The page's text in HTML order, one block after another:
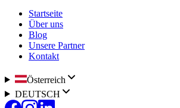
Startseite
Über uns
Blog
Unsere Partner
Kontakt
Österreich
DEUTSCH